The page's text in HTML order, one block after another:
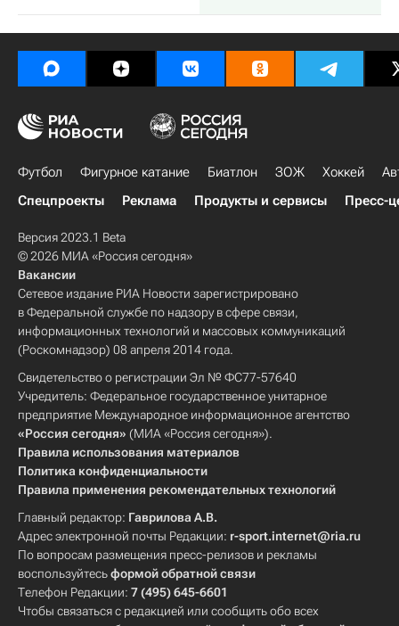
Футбол Фигурное катание Биатлон ЗОЖ Хоккей
Спецпроекты
Реклама Продукты и сервисы Пресс-
Версия 2023.1 Beta
© 2026 МИА «Россия сегодня»
Вакансии
Сетевое издание РИА Новости зарегистрировано
в Федеральной службе по надзору в сфере связи,
информационных технологий и массовых коммуникаций
(Роскомнадзор) 08 апреля 2014 года.
Свидетельство о регистрации Эл № ФС77-57640
Учредитель: Федеральное государственное унитарное
предприятие Международное информационное агентство
«Россия сегодня» (МИА «Россия сегодня»).
Правила использования материалов
Политика конфиденциальности
Правила применения рекомендательных технологий
Главный редактор: Гаврилова А.В.
Адрес электронной почты Редакции: r-sport.internet@ria.ru
По вопросам размещения пресс-релизов и рекламы
воспользуйтесьформой обратной связи
Телефон Редакции: 7 (495) 645-6601
Чтобы связаться с редакцией или сообщить обо всех